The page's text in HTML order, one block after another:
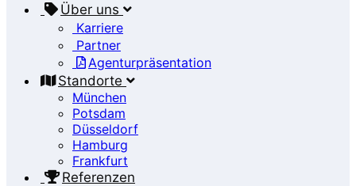
Über uns
Karriere
Partner
Agenturpräsentation
Standorte
München
Potsdam
Düsseldorf
Hamburg
Frankfurt
Referenzen